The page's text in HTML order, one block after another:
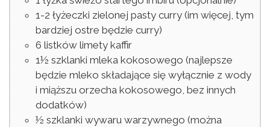
1-2 łyżeczki zielonej pasty curry (im więcej, tym
bardziej ostre będzie curry)
6 listków limety kaffir
1½ szklanki mleka kokosowego (najlepsze
będzie mleko składające się wyłącznie z wody
i miąższu orzecha kokosowego, bez innych
dodatków)
½ szklanki wywaru warzywnego (można